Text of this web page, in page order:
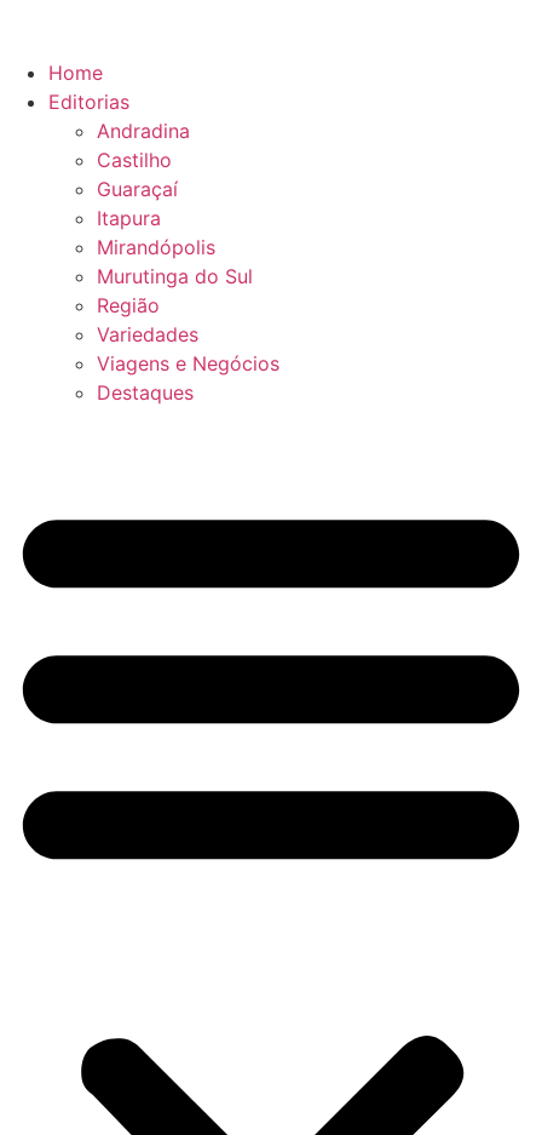
conteúdo
Home
Editorias
Andradina
Castilho
Guaraçaí
Itapura
Mirandópolis
Murutinga do Sul
Região
Variedades
Viagens e Negócios
Destaques